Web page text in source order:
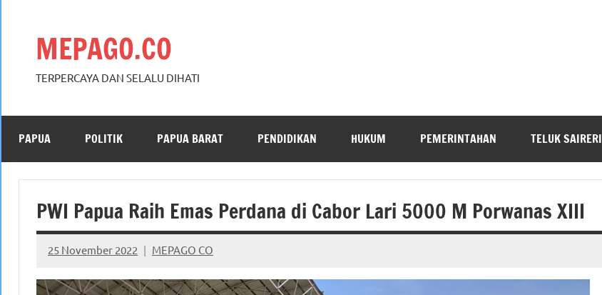
MEPAGO.CO
TERPERCAYA DAN SELALU DIHATI
PAPUA POLITIK PAPUA BARAT PENDIDIKAN HUKUM PEMERINTAHAN TELUK SAIRERI
PWI Papua Raih Emas Perdana di Cabor Lari 5000 M Porwanas XIII
25 November 2022 MEPAGO CO
No
comments